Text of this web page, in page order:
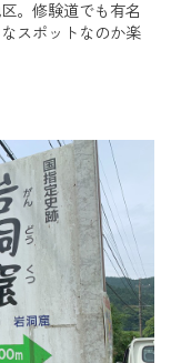
。修験道でも有名
スポットなのか楽